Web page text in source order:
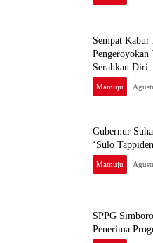
Sempat
Serahkan Diri
Mamuju
Gubernur
‘Sulo
Mamuju
SPPG
Penerima